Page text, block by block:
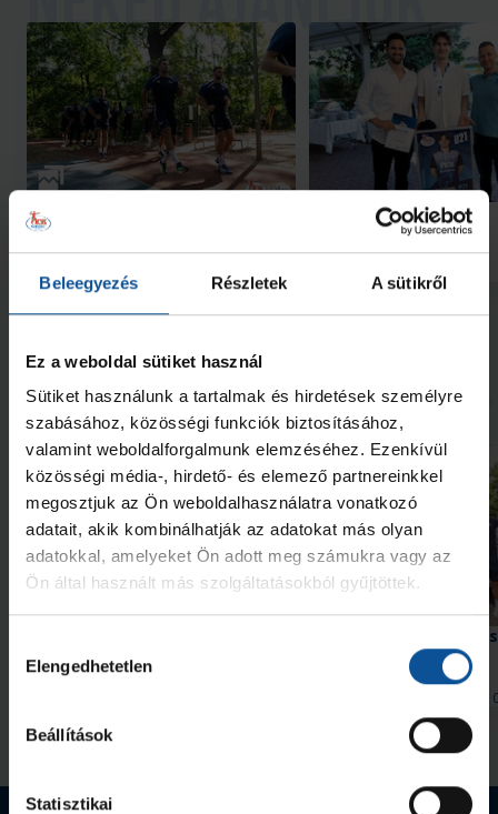
Beleegyezés Részletek A sütikről
Ez a weboldal sütiket használ
Sütiket használunk a tartalmak és hirdetések személyre
szabásához, közösségi funkciók biztosításához,
valamint weboldalforgalmunk elemzéséhez. Ezenkívül
közösségi média-, hirdető- és elemező partnereinkkel
megosztjuk az Ön weboldalhasználatra vonatkozó
adatait, akik kombinálhatják az adatokat más olyan
adatokkal, amelyeket Ön adott meg számukra vagy az
Ön által használt más szolgáltatásokból gyűjtöttek.
kiválasztása
Elengedhetetlen
Beállítások
Statisztikai
Megnézem az összeset
Galéria
NB I 2026. júl. 29.
Futás a Ligetben (2026.07.28.)
2026. jún. 20.
Lukács Kornél az Év
akadémistája
További friss hírek
Megnézem az összeset
Galéria
2026. aug.
#kékek Tour 1.
Hódmezővásárhely